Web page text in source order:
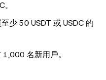
少 50 USDT 或 USDC 的
名新用戶。